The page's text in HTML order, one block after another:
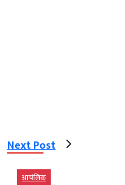
Next Post
आचंलिक